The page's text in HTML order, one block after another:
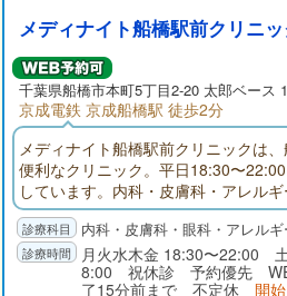
メディナイト船橋駅前クリニッ
千葉県船橋市本町5丁目2-20 太郎ベース
京成電鉄 京成船橋駅 徒歩2分
メディナイト船橋駅前クリニックは
便利なクリニック。平日18:30〜
しています。内科・皮膚科・アレル
は眼科診療にも対応。さらにピル・
外来など幅広い自費診療もご用意。お
調不良にも安心してご受診いただけ
内科・皮膚科・眼科・アレル
月火水木金 18:30〜22:00
8:00 祝休診 予約優先
了15分前まで 不定休 開